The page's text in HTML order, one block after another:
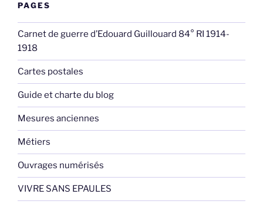
PAGES
Carnet de guerre d’Edouard Guillouard 84° RI 1914-
1918
Cartes postales
Guide et charte du blog
Mesures anciennes
Métiers
Ouvrages numérisés
VIVRE SANS EPAULES